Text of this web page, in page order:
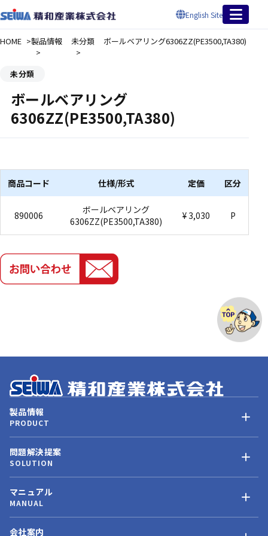
English Site
HOME 製品情報 未分類 ボールベアリング6306ZZ(PE3500,TA380)
未分類
ボールベアリング
6306ZZ(PE3500,TA380)
商品コード 仕様/形式 定価 区分
890006
ボールベアリング
6306ZZ(PE3500,TA380)
¥ 3,030 P
製品情報
PRODUCT
問題解決提案
SOLUTION
マニュアル
MANUAL
会社案内